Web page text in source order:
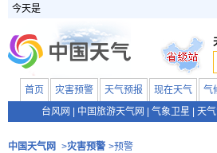
今天是
首页 灾害预警 天气预报 现在天气 气
台风网
中国旅游天气网 气象卫星 天
中国天气网 >灾害预警 >预警